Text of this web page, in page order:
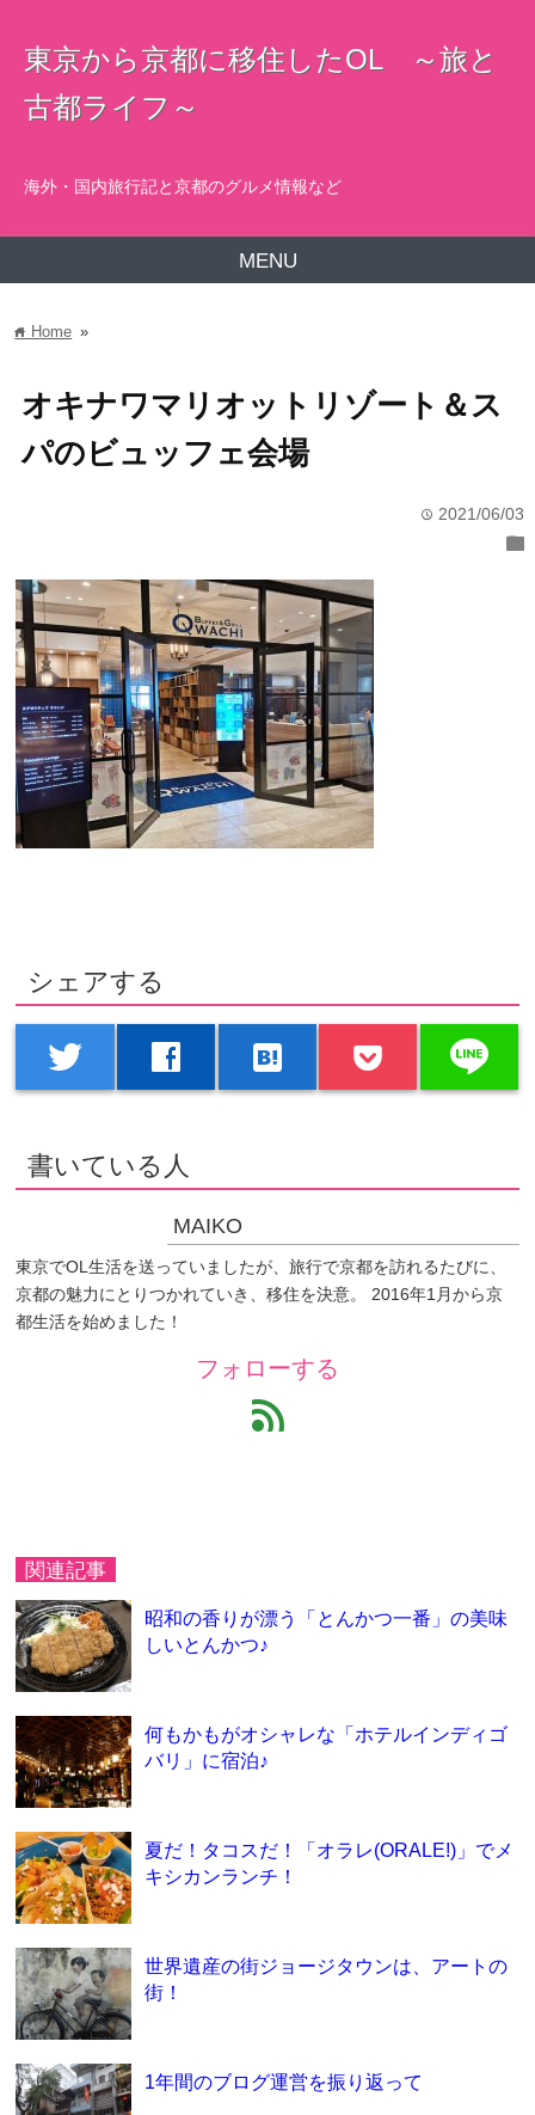
東京から京都に移住したOL ～旅と
古都ライフ～
海外・国内旅行記と京都のグルメ情報など
MENU
home Home »
オキナワマリオットリゾート＆ス
パのビュッフェ会場
time 2021/06/03
folder
シェアする
twitter facebook hatenabookmark line
書いている人
MAIKO
東京でOL生活を送っていましたが、旅行で京都を訪れるたびに、
京都の魅力にとりつかれていき、移住を決意。 2016年1月から京
都生活を始めました！
フォローする
feed
関連記事
昭和の香りが漂う「とんかつ一番」の美味
しいとんかつ♪
何もかもがオシャレな「ホテルインディゴ
バリ」に宿泊♪
夏だ！タコスだ！「オラレ(ORALE!)」でメ
キシカンランチ！
世界遺産の街ジョージタウンは、アートの
街！
1年間のブログ運営を振り返って